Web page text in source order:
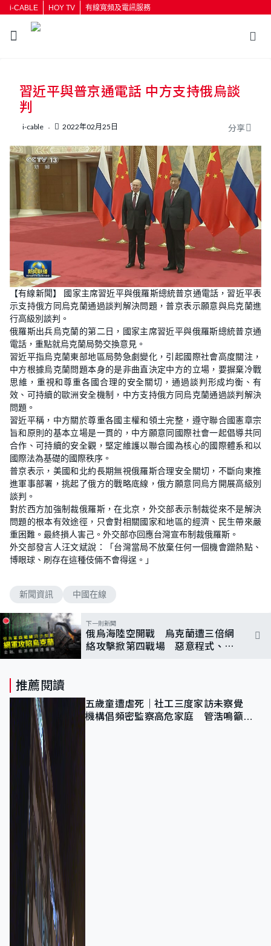
i-CABLE HOY TV 有線寬頻及電訊服務
習近平與普京通電話 中方支持俄烏談
判
i-cable 2022年02月25日 分享
【有線新聞】 國家主席習近平與俄羅斯總統普京通電話，習近平表
示支持俄方同烏克蘭通過談判解決問題，普京表示願意與烏克蘭進
行高級別談判。
俄羅斯出兵烏克蘭的第二日，國家主席習近平與俄羅斯總統普京通
電話，重點就烏克蘭局勢交換意見。
習近平指烏克蘭東部地區局勢急劇變化，引起國際社會高度關注，
中方根據烏克蘭問題本身的是非曲直決定中方的立場，要摒棄冷戰
思維，重視和尊重各國合理的安全關切，通過談判形成均衡、有
效、可持續的歐洲安全機制，中方支持俄方同烏克蘭通過談判解決
問題。
習近平稱，中方關於尊重各國主權和領土完整，遵守聯合國憲章宗
旨和原則的基本立場是一貫的，中方願意同國際社會一起倡導共同
合作、可持續的安全觀，堅定維護以聯合國為核心的國際體系和以
國際法為基礎的國際秩序。
普京表示，美國和北約長期無視俄羅斯合理安全關切，不斷向東推
進軍事部署，挑起了俄方的戰略底線，俄方願意同烏方開展高級別
談判。
對於西方加強制裁俄羅斯，在北京，外交部表示制裁從來不是解決
問題的根本有效途徑，只會對相關國家和地區的經濟、民生帶來嚴
重困難。最終損人害己。外交部亦回應台灣宣布制裁俄羅斯。
外交部發言人汪文斌說：「台灣當局不放棄任何一個機會蹭熱點、
博眼球、刷存在這種伎倆不會得逞。」
新聞資訊 中國在線
下一則新聞
俄烏海陸空開戰 烏克蘭遭三倍網
絡攻擊掀第四戰場 惡意程式、網
推薦閱讀
五歲童遭虐死｜社工三度家訪未察覺
機構倡頻密監察高危家庭 管浩鳴籲加